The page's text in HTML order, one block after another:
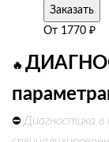
Заказать
От 1770 ₽
🔥
⛔ Диагностика